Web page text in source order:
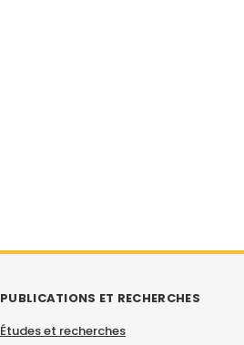
PUBLICATIONS ET RECHERCHES
Études et recherches